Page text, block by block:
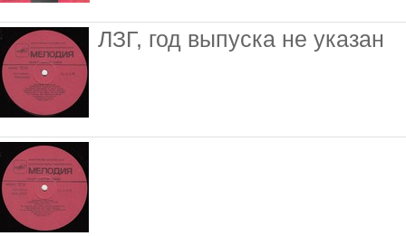
ЛЗГ, год выпуска не указан